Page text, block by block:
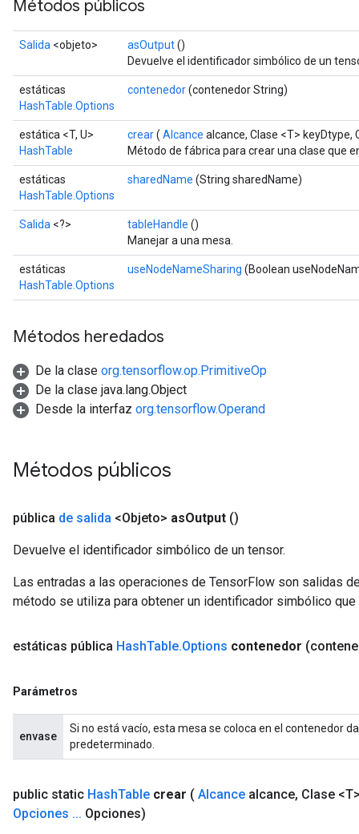
Métodos públicos
Salida <objeto> asOutput()
Devuelve el identificador simbólico de un
estáticas
HashTable.Options
contenedor(contenedor String)
estática <T, U>
HashTable
crear( Alcance alcance, Clase <T> keyDtype,
Método de fábrica para crear una clase que
estáticas
HashTable.Options
sharedName (String sharedName)
Salida <?> tableHandle ()
Manejar a una mesa.
estáticas
HashTable.Options
useNodeNameSharing (Boolean
Métodos heredados
De la clase org.tensorflow.op.PrimitiveOp
De la clase java.lang.Object
Desde la interfaz org.tensorflow.Operand
Métodos públicos
pública de salida <Objeto> asOutput ()
Devuelve el identificador simbólico de un tensor.
Las entradas a las operaciones de TensorFlow son salidas
método se utiliza para obtener un identificador simbólico
estáticas pública HashTable.Options contenedor
Parámetros
envase
Si no está vacío, esta mesa se coloca en el contenedor
predeterminado.
public static HashTable crear ( Alcance alcance, Clase
Opciones ... Opciones)